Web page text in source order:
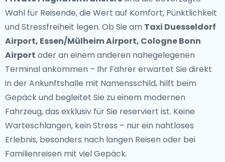
Wahl für Reisende, die Wert auf Komfort, Pünktlichkeit
und Stressfreiheit legen. Ob Sie am Taxi Duesseldorf
Airport, Essen/Mülheim Airport, Cologne Bonn
Airport oder an einem anderen nahegelegenen
Terminal ankommen – Ihr Fahrer erwartet Sie direkt
in der Ankunftshalle mit Namensschild, hilft beim
Gepäck und begleitet Sie zu einem modernen
Fahrzeug, das exklusiv für Sie reserviert ist. Keine
Warteschlangen, kein Stress – nur ein nahtloses
Erlebnis, besonders nach langen Reisen oder bei
Familienreisen mit viel Gepäck.